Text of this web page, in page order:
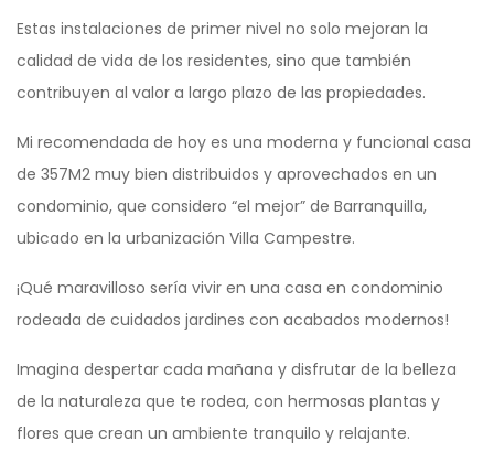
Estas instalaciones de primer nivel no solo mejoran la
calidad de vida de los residentes, sino que también
contribuyen al valor a largo plazo de las propiedades.
Mi recomendada de hoy es una moderna y funcional casa
de 357M2 muy bien distribuidos y aprovechados en un
condominio, que considero “el mejor” de Barranquilla,
ubicado en la urbanización Villa Campestre.
¡Qué maravilloso sería vivir en una casa en condominio
rodeada de cuidados jardines con acabados modernos!
Imagina despertar cada mañana y disfrutar de la belleza
de la naturaleza que te rodea, con hermosas plantas y
flores que crean un ambiente tranquilo y relajante.